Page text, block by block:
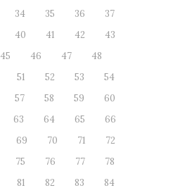
34 35 36
37
40 41 42
43
45 46 47
48
51 52 53
54
57 58 59
60
63 64 65
66
69 70 71
72
75 76 77
78
81 82 83
84